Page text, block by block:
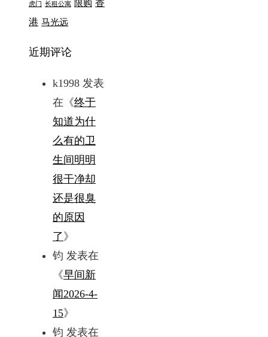
虎门 长租公寓 限购 香
港 马光远
近期评论
k1998 发表
在《终于
知道为什
么有的卫
生间明明
很干净却
还是很臭
的原因
了 》
钧 发表在
《早间新
闻2026-4-
15》
钧 发表在